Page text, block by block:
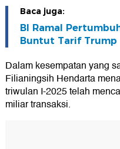
Baca juga:
BI Ramal
Buntut Tarif Trump
Dalam kesempatan yang
Filianingsih Hendarta
triwulan I-2025 telah
miliar transaksi.